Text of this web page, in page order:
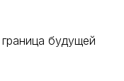
будущей